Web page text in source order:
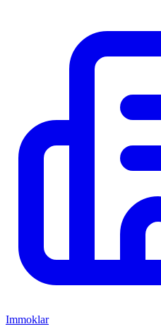
Immoklar